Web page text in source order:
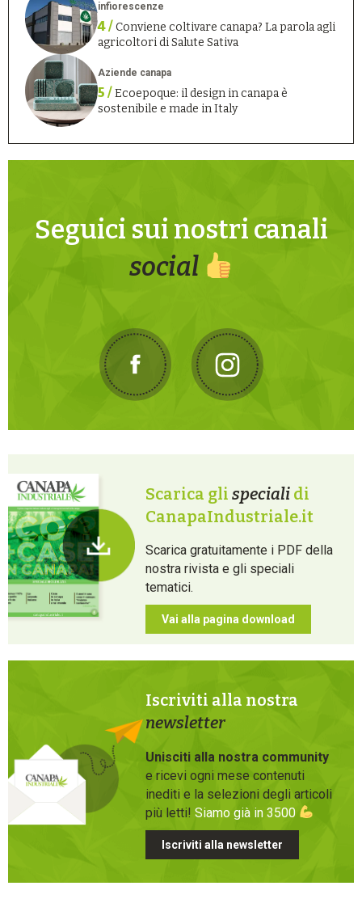
infiorescenze
4 /Conviene coltivare canapa? La parola agli
agricoltori di Salute Sativa
Aziende canapa
5 /Ecoepoque: il design in canapa è
sostenibile e made in Italy
Seguici sui nostri canali
social
Scarica gli speciali di
CanapaIndustriale.it
Scarica gratuitamente i PDF della
nostra rivista e gli speciali
tematici.
Vai alla pagina download
Iscriviti alla nostra
newsletter
Unisciti alla nostra community
e ricevi ogni mese contenuti
inediti e la selezioni degli articoli
più letti! Siamo già in 3500
Iscriviti alla newsletter